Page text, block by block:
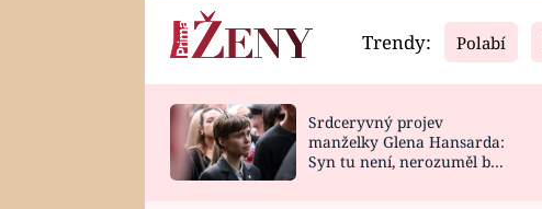
Horoskopy
HOROSKOP NA
Video
CELEBRITY
VAŘENÍ
Trendy: Polabí
Srdceryvný projev
manželky Glena Hansarda:
Syn tu není, nerozuměl by